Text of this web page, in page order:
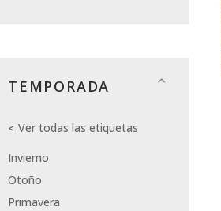
TEMPORADA
Ver todas las etiquetas
Invierno
Otoño
Primavera